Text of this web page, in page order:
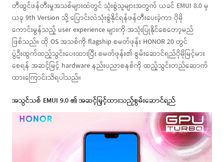
တီထွင်ဖန်တီးမှုအသစ်များထဲတွင် သုံးစွဲသူများအတွက် ယခင် EMUI 8.0 မှ
ယခု 9th Version သို့ ပြောင်းလဲသုံးစွဲနိုင်ရန်ဖန်တီးပေးခဲ့ကာ ပိုမို
ကောင်းမွန်သည့် user experience များကို အသုံးပြုနိုင်စေတော့မည်
ဖြစ်သည်။ ထို OS အသစ်ကို flagship စမတ်ဖုန်း HONOR 20 တွင်
ပွဲဦးထွက်ထည့်သွင်းပေးထားပြီး စမတ်ဖုန်း၏ စွမ်းဆောင်ရည်ပိုမိုမြင့်မား
စေရန် အဆင့်မြင့် hardware နည်းပညာစနစ်ကို ထည့်သွင်းတည်ဆောက်
ထားကြောင်းသိရပါသည်။
အသွင်သစ် EMUI 9.0 ၏ အဆင့်မြှင့်ထားသည့်စွမ်းဆောင်ရည်